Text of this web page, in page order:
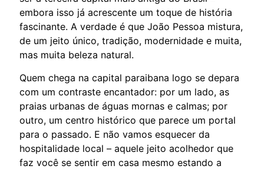
embora isso já acrescente um toque de história
fascinante. A verdade é que João Pessoa mistura,
de um jeito único, tradição, modernidade e muita,
mas muita beleza natural.
Quem chega na capital paraibana logo se depara
com um contraste encantador: por um lado, as
praias urbanas de águas mornas e calmas; por
outro, um centro histórico que parece um portal
para o passado. E não vamos esquecer da
hospitalidade local – aquele jeito acolhedor que
faz você se sentir em casa mesmo estando a